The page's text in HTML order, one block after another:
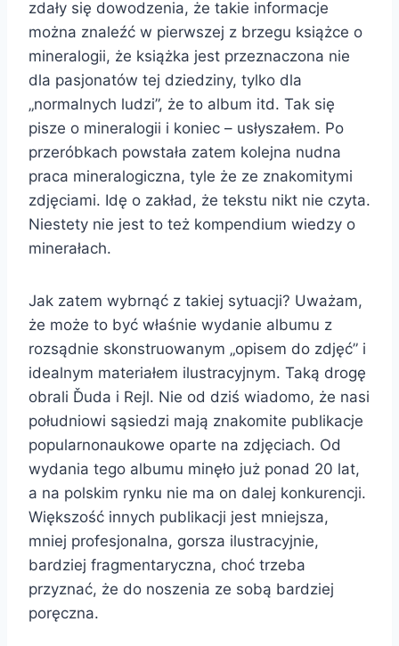
zdały się dowodzenia, że takie informacje
można znaleźć w pierwszej z brzegu książce o
mineralogii, że książka jest przeznaczona nie
dla pasjonatów tej dziedziny, tylko dla
„normalnych ludzi”, że to album itd. Tak się
pisze o mineralogii i koniec – usłyszałem. Po
przeróbkach powstała zatem kolejna nudna
praca mineralogiczna, tyle że ze znakomitymi
zdjęciami. Idę o zakład, że tekstu nikt nie czyta.
Niestety nie jest to też kompendium wiedzy o
minerałach.
Jak zatem wybrnąć z takiej sytuacji? Uważam,
że może to być właśnie wydanie albumu z
rozsądnie skonstruowanym „opisem do zdjęć” i
idealnym materiałem ilustracyjnym. Taką drogę
obrali Ďuda i Rejl. Nie od dziś wiadomo, że nasi
południowi sąsiedzi mają znakomite publikacje
popularnonaukowe oparte na zdjęciach. Od
wydania tego albumu minęło już ponad 20 lat,
a na polskim rynku nie ma on dalej konkurencji.
Większość innych publikacji jest mniejsza,
mniej profesjonalna, gorsza ilustracyjnie,
bardziej fragmentaryczna, choć trzeba
przyznać, że do noszenia ze sobą bardziej
poręczna.